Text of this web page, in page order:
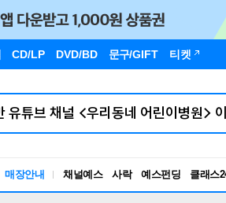
CD/LP DVD/BD 문구/GIFT 티켓
매장안내 채널예스 사락 예스펀딩 클래스